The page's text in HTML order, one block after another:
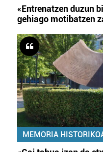
«Entrenatzen duzun
gehiago motibatzen
MEMORIA